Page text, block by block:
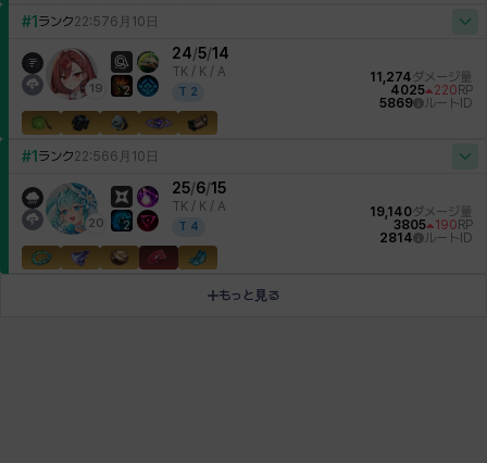
#1 ランク22:576月10日
19 2
24/5/14
TK / K / A
T 2
11,274ダメージ量
4025
220 RP
5869
ルートID
#1 ランク22:566月10日
20 2
25/6/15
TK / K / A
T 4
19,140ダメージ量
3805
190 RP
2814
ルートID
もっと見る